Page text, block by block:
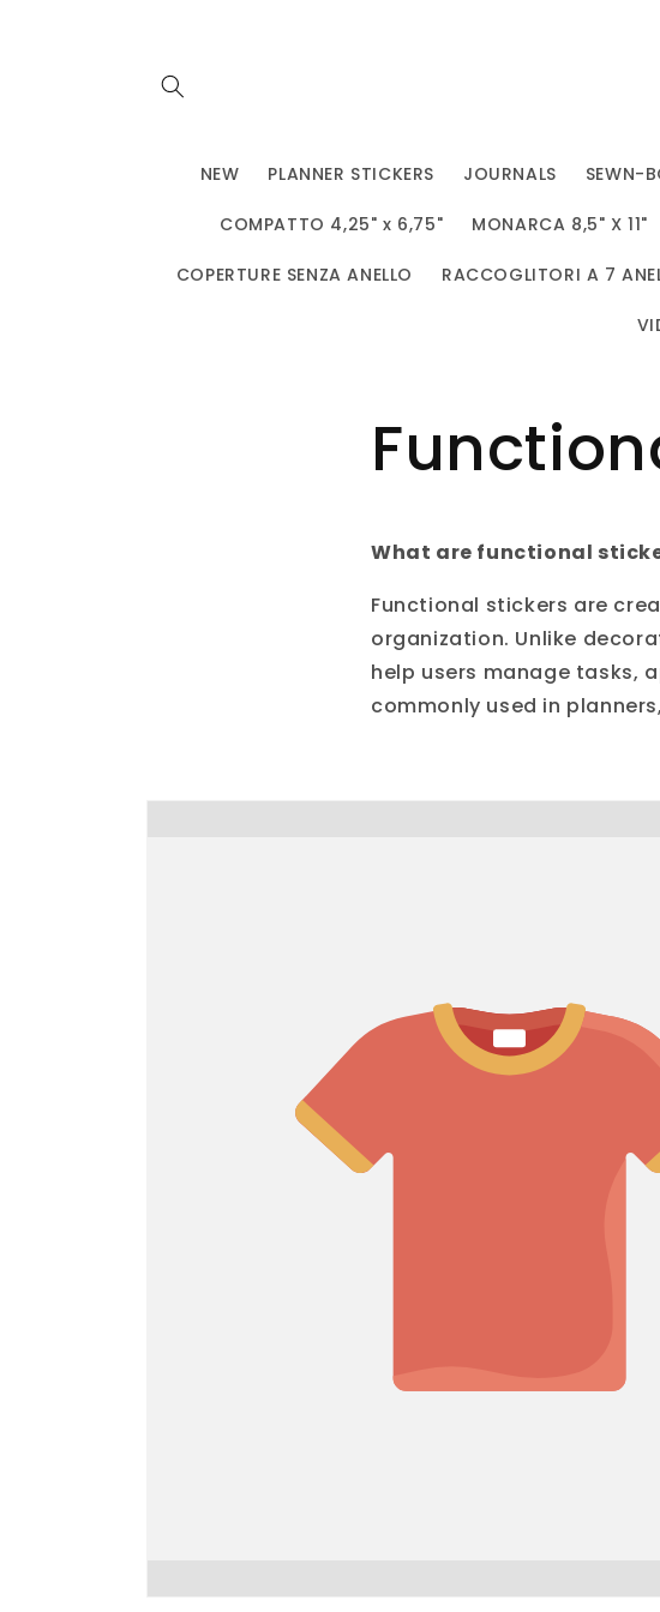
NEW PLANNER STICKERS JOURNALS SEWN-
COMPATTO 4,25" x 6,75" MONARCA 8,5" X 11"
COPERTURE SENZA ANELLO RACCOGLITORI A 7
What are functional
Functional stickers are
organization. Unlike
help users manage tasks,
commonly used in